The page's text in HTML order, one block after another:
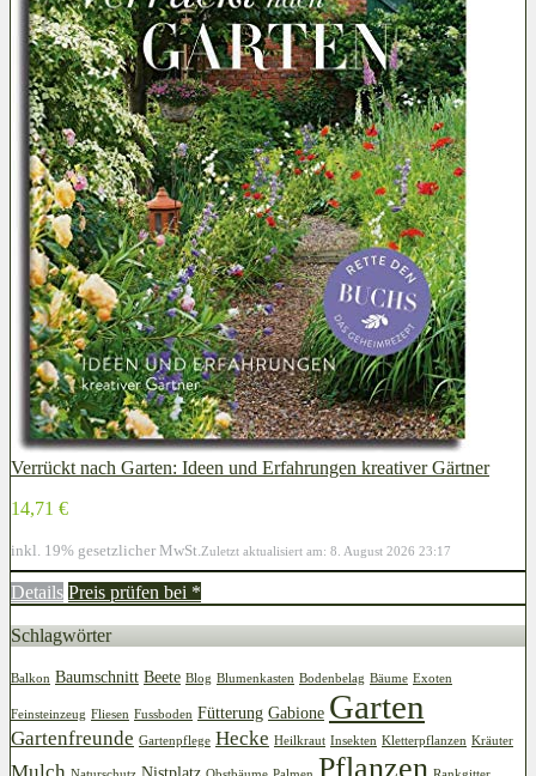
Verrückt nach Garten: Ideen und Erfahrungen kreativer Gärtner
14,71 €
inkl. 19% gesetzlicher MwSt. Zuletzt aktualisiert am: 8. August 2026 23:17
Details Preis prüfen bei *
Schlagwörter
Balkon Baumschnitt Beete Blog Blumenkasten Bodenbelag Bäume Exoten
Feinsteinzeug Fliesen Fussboden Fütterung Gabione Garten
Gartenfreunde Gartenpflege Hecke Heilkraut Insekten Kletterpflanzen Kräuter
Pflanzen